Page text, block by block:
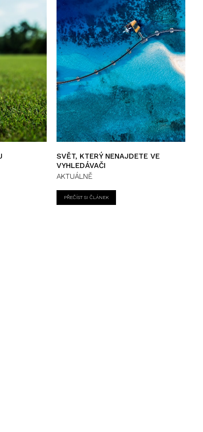
SVĚT, KTERÝ NENAJDETE VE
VYHLEDÁVAČI
AKTUÁLNĚ
PŘEČÍST SI ČLÁNEK